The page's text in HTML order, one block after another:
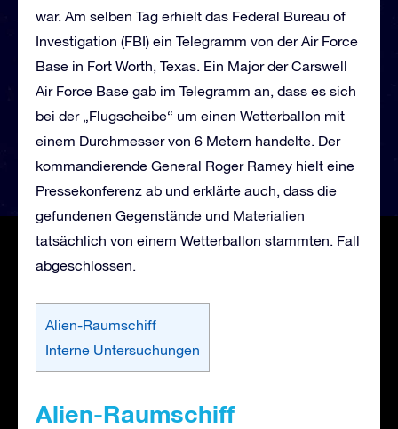
war. Am selben Tag erhielt das Federal Bureau of
Investigation (FBI) ein Telegramm von der Air Force
Base in Fort Worth, Texas. Ein Major der Carswell
Air Force Base gab im Telegramm an, dass es sich
bei der „Flugscheibe“ um einen Wetterballon mit
einem Durchmesser von 6 Metern handelte. Der
kommandierende General Roger Ramey hielt eine
Pressekonferenz ab und erklärte auch, dass die
gefundenen Gegenstände und Materialien
tatsächlich von einem Wetterballon stammten. Fall
abgeschlossen.
Alien-Raumschiff
Interne Untersuchungen
Alien-Raumschiff